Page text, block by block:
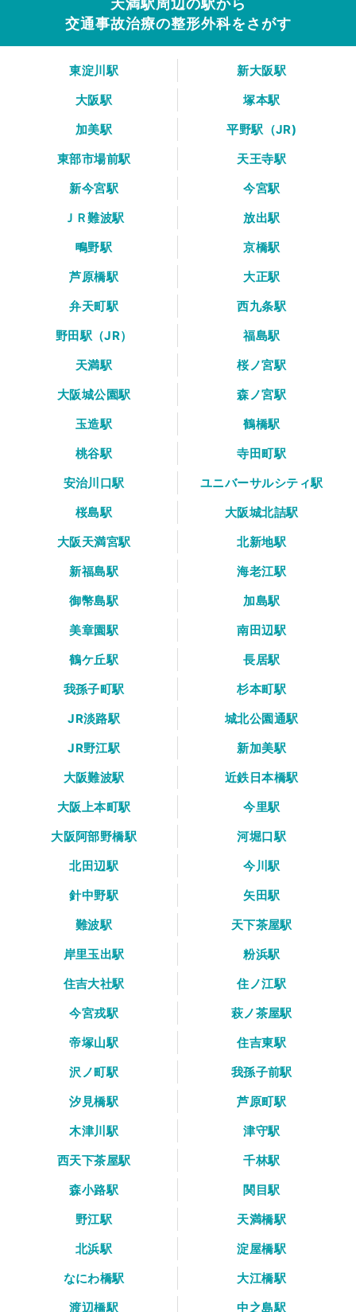
天満駅周辺の駅から
交通事故治療の整形外科をさがす
東淀川駅
新大阪駅
大阪駅
塚本駅
加美駅
平野駅（JR)
東部市場前駅
天王寺駅
新今宮駅
今宮駅
ＪＲ難波駅
放出駅
鴫野駅
京橋駅
芦原橋駅
大正駅
弁天町駅
西九条駅
野田駅（JR）
福島駅
天満駅
桜ノ宮駅
大阪城公園駅
森ノ宮駅
玉造駅
鶴橋駅
桃谷駅
寺田町駅
安治川口駅
ユニバーサルシティ駅
桜島駅
大阪城北詰駅
大阪天満宮駅
北新地駅
新福島駅
海老江駅
御幣島駅
加島駅
美章園駅
南田辺駅
鶴ケ丘駅
長居駅
我孫子町駅
杉本町駅
JR淡路駅
城北公園通駅
JR野江駅
新加美駅
大阪難波駅
近鉄日本橋駅
大阪上本町駅
今里駅
大阪阿部野橋駅
河堀口駅
北田辺駅
今川駅
針中野駅
矢田駅
難波駅
天下茶屋駅
岸里玉出駅
粉浜駅
住吉大社駅
住ノ江駅
今宮戎駅
萩ノ茶屋駅
帝塚山駅
住吉東駅
沢ノ町駅
我孫子前駅
汐見橋駅
芦原町駅
木津川駅
津守駅
西天下茶屋駅
千林駅
森小路駅
関目駅
野江駅
天満橋駅
北浜駅
淀屋橋駅
なにわ橋駅
大江橋駅
渡辺橋駅
中之島駅